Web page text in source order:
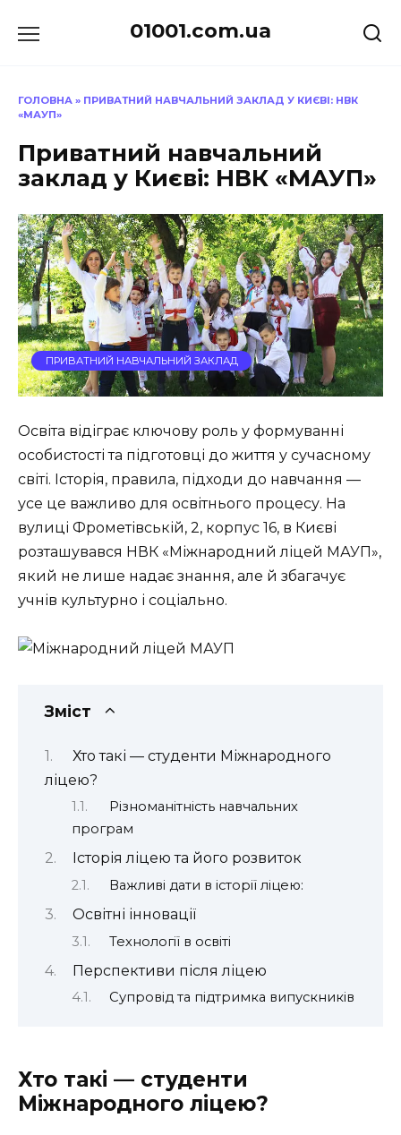
до
01001.com.ua
ГОЛОВНА » ПРИВАТНИЙ НАВЧАЛЬНИЙ ЗАКЛАД У КИЄВІ: НВК
«МАУП»
Приватний навчальний
заклад у Києві: НВК «МАУП»
ПРИВАТНИЙ НАВЧАЛЬНИЙ ЗАКЛАД
Освіта відіграє ключову роль у формуванні
особистості та підготовці до життя у сучасному
світі. Історія, правила, підходи до навчання —
усе це важливо для освітнього процесу. На
вулиці Фрометівській, 2, корпус 16, в Києві
розташувався НВК «Міжнародний ліцей МАУП»,
який не лише надає знання, але й збагачує
учнів культурно і соціально.
Зміст
Хто такі — студенти Міжнародного
ліцею?
Різноманітність навчальних
програм
Історія ліцею та його розвиток
Важливі дати в історії ліцею:
Освітні інновації
Технології в освіті
Перспективи після ліцею
Супровід та підтримка випускників
Хто такі — студенти
Міжнародного ліцею?